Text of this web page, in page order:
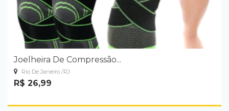
Joelheira De Compressão...
Rio De Janeiro /RJ
R$ 26,99